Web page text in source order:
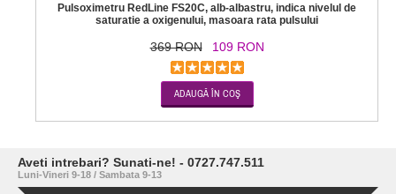
Pulsoximetru RedLine FS20C, alb-albastru, indica nivelul de
saturatie a oxigenului, masoara rata pulsului
369 RON 109 RON
Aveti intrebari? Sunati-ne! - 0727.747.511
Luni-Vineri 9-18 / Sambata 9-13